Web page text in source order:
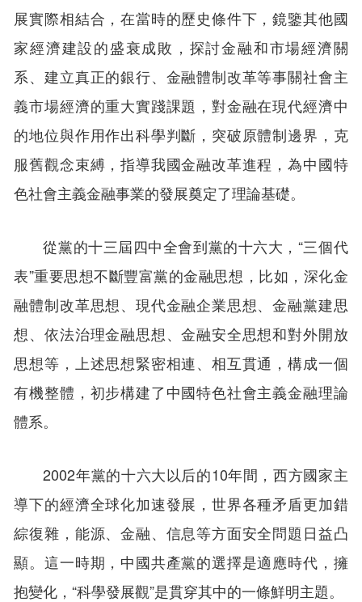
展實際相結合，在當時的歷史條件下，鏡鑒其他國
家經濟建設的盛衰成敗，探討金融和市場經濟關
系、建立真正的銀行、金融體制改革等事關社會主
義市場經濟的重大實踐課題，對金融在現代經濟中
的地位與作用作出科學判斷，突破原體制邊界，克
服舊觀念束縛，指導我國金融改革進程，為中國特
色社會主義金融事業的發展奠定了理論基礎。
從黨的十三屆四中全會到黨的十六大，“三個代
表”重要思想不斷豐富黨的金融思想，比如，深化金
融體制改革思想、現代金融企業思想、金融黨建思
想、依法治理金融思想、金融安全思想和對外開放
思想等，上述思想緊密相連、相互貫通，構成一個
有機整體，初步構建了中國特色社會主義金融理論
體系。
2002年黨的十六大以后的10年間，西方國家主
導下的經濟全球化加速發展，世界各種矛盾更加錯
綜復雜，能源、金融、信息等方面安全問題日益凸
顯。這一時期，中國共產黨的選擇是適應時代，擁
抱變化，“科學發展觀”是貫穿其中的一條鮮明主題。